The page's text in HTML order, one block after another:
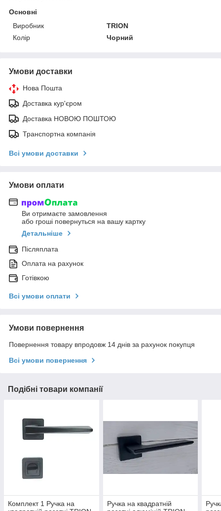
Основні
Виробник
TRION
Колір
Чорний
Умови доставки
Нова Пошта
Доставка кур'єром
Доставка НОВОЮ ПОШТОЮ
Транспортна компанія
Всі умови доставки
Умови оплати
Ви отримаєте замовлення
або гроші повернуться на вашу картку
Детальніше
Післяплата
Оплата на рахунок
Готівкою
Всі умови оплати
Умови повернення
Повернення товару впродовж 14 днів за рахунок покупця
Всі умови повернення
Подібні товари компанії
Комплект 1 Ручка на
Ручка на квадратній